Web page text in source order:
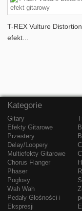
T-REX Vulture
efekt...
Kategorie
Gitary
Efekty Gitarowe
Przestery
Delay/Loopery
Multiefekty Gitarowe
Chorus Flanger
Phaser
Pogłosy
Wah Wah
Pedały Głośności i
Ekspresji